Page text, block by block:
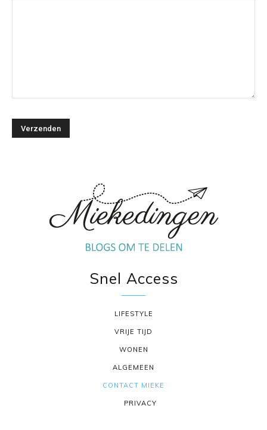
Snel Access
LIFESTYLE
VRIJE TIJD
WONEN
ALGEMEEN
CONTACT MIEKE
PRIVACY